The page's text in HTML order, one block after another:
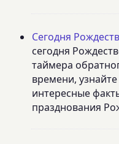
Сегодня
сегодня
таймера
времени,
интересные
празднования